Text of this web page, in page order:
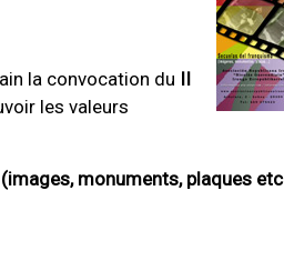
la convocation du II
les valeurs
monuments, plaques